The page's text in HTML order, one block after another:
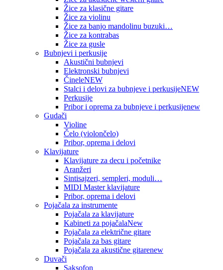
Žice za klasične gitare
Žice za violinu
Žice za banjo mandolinu buzuki…
Žice za kontrabas
Žice za gusle
Bubnjevi i perkusije
Akustični bubnjevi
Elektronski bubnjevi
ČineleNEW
Stalci i delovi za bubnjeve i perkusijeNEW
Perkusije
Pribor i oprema za bubnjeve i perkusijenew
Gudači
Violine
Čelo (violončelo)
Pribor, oprema i delovi
Klavijature
Klavijature za decu i početnike
Aranžeri
Sintisajzeri, sempleri, moduli…
MIDI Master klavijature
Pribor, oprema i delovi
Pojačala za instrumente
Pojačala za klavijature
Kabineti za pojačalaNew
Pojačala za električne gitare
Pojačala za bas gitare
Pojačala za akustične gitarenew
Duvači
Saksofon